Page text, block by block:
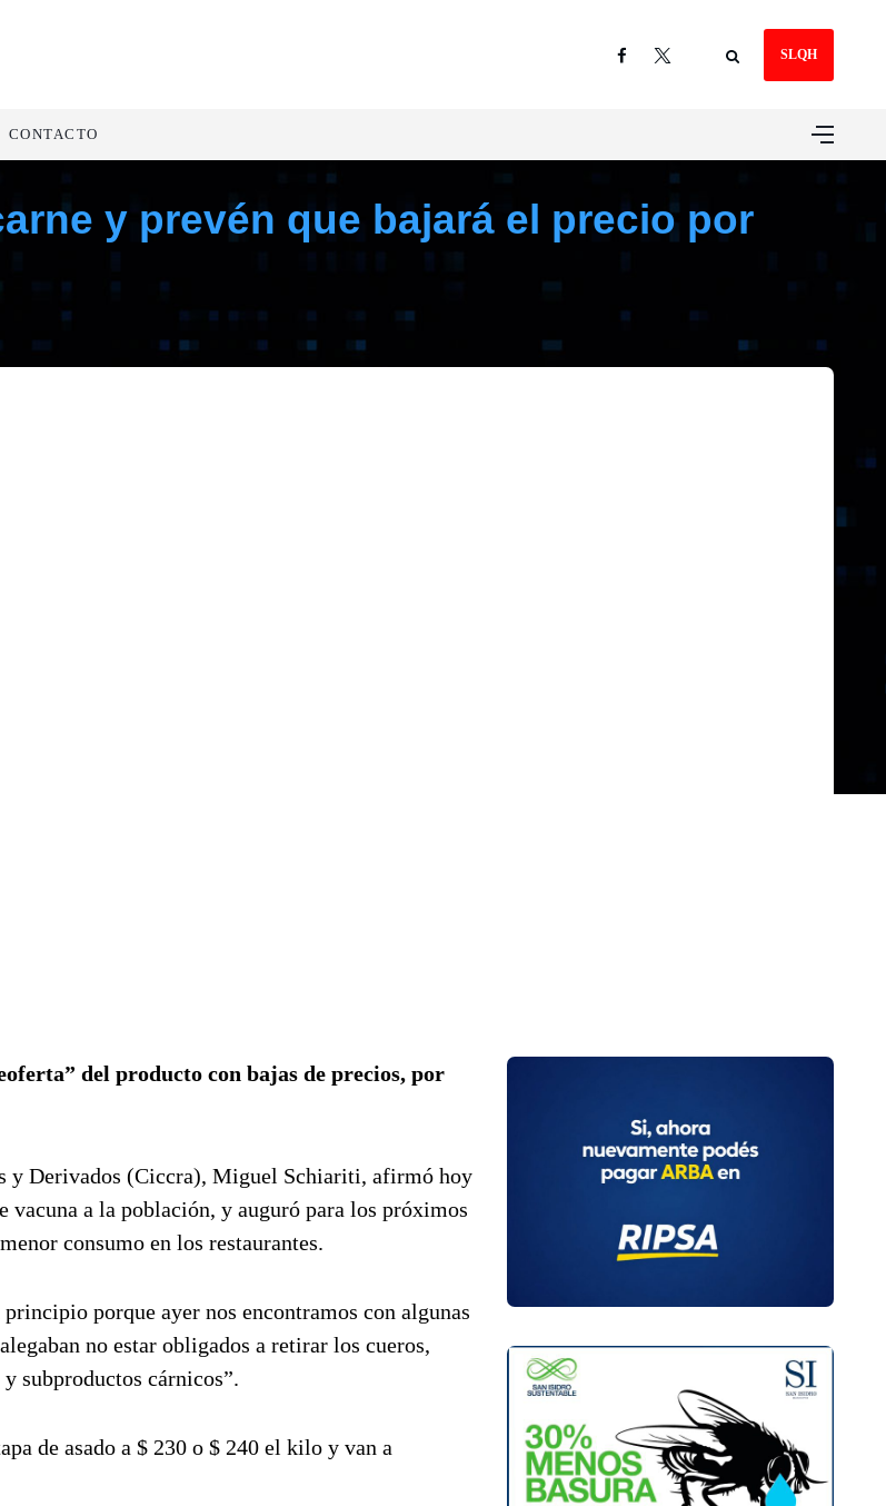
SLQH
CONTACTO
y prevén que bajará el precio por
del producto con bajas de precios, por
y Derivados (Ciccra), Miguel Schiariti, afirmó hoy
vacuna a la población, y auguró para los próximos
consumo en los restaurantes.
porque ayer nos encontramos con algunas
no estar obligados a retirar los cueros,
subproductos cárnicos”.
de asado a $ 230 o $ 240 el kilo y van a